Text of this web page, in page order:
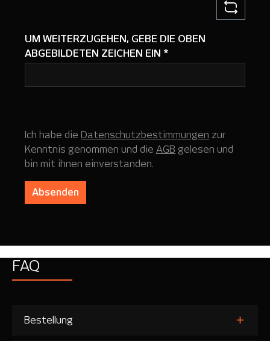
UM WEITERZUGEHEN, GEBE DIE OBEN
ABGEBILDETEN ZEICHEN EIN *
Ich habe die Datenschutzbestimmungen zur
Kenntnis genommen und die AGB gelesen und
bin mit ihnen einverstanden.
Absenden
FAQ
Bestellung